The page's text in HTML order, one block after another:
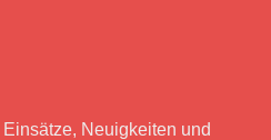
Neuigkeiten und